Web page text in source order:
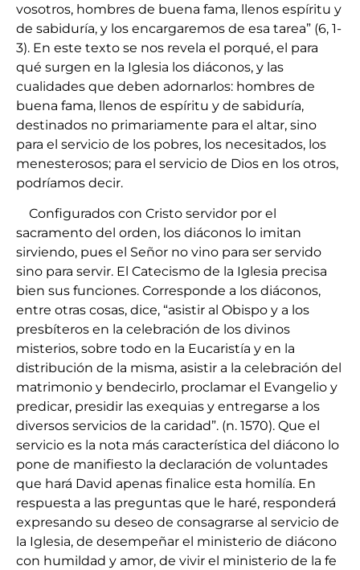
vosotros, hombres de buena fama, llenos espíritu y
de sabiduría, y los encargaremos de esa tarea” (6, 1-
3). En este texto se nos revela el porqué, el para
qué surgen en la Iglesia los diáconos, y las
cualidades que deben adornarlos: hombres de
buena fama, llenos de espíritu y de sabiduría,
destinados no primariamente para el altar, sino
para el servicio de los pobres, los necesitados, los
menesterosos; para el servicio de Dios en los otros,
podríamos decir.
Configurados con Cristo servidor por el
sacramento del orden, los diáconos lo imitan
sirviendo, pues el Señor no vino para ser servido
sino para servir. El Catecismo de la Iglesia precisa
bien sus funciones. Corresponde a los diáconos,
entre otras cosas, dice, “asistir al Obispo y a los
presbíteros en la celebración de los divinos
misterios, sobre todo en la Eucaristía y en la
distribución de la misma, asistir a la celebración del
matrimonio y bendecirlo, proclamar el Evangelio y
predicar, presidir las exequias y entregarse a los
diversos servicios de la caridad”. (n. 1570). Que el
servicio es la nota más característica del diácono lo
pone de manifiesto la declaración de voluntades
que hará David apenas finalice esta homilía. En
respuesta a las preguntas que le haré, responderá
expresando su deseo de consagrarse al servicio de
la Iglesia, de desempeñar el ministerio de diácono
con humildad y amor, de vivir el ministerio de la fe